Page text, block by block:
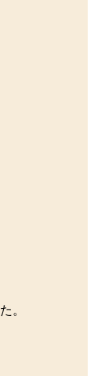
。